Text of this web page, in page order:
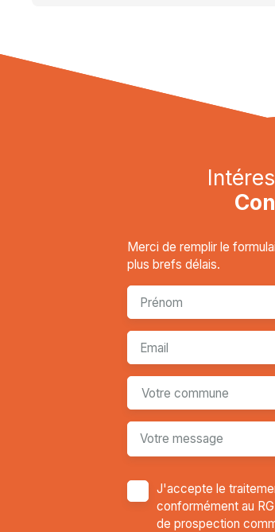
Merci de remplir le
plus brefs délais.
Prénom
Email
Votre commune
Votre message
J'accepte le
conformément au
de prospection